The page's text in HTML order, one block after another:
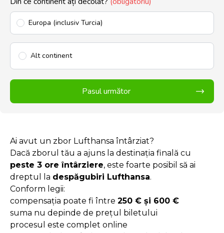
Europa (inclusiv Turcia)
Alt continent
Pasul următor
Ai avut un zbor Lufthansa întârziat?
Dacă zborul tău a ajuns la destinația finală cu
peste 3 ore întârziere, este foarte posibil să ai
dreptul la despăgubiri Lufthansa.
Conform legii:
compensația poate fi între 250 € și 600 €
suma nu depinde de prețul biletului
procesul este complet online